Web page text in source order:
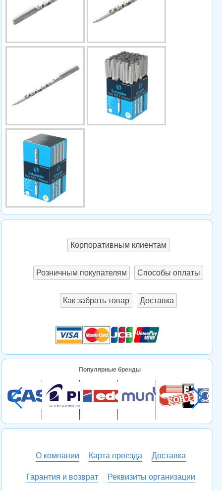
Корпоративным клиентам
Розничным покупателям Способы оплаты
Как забрать товар Доставка
Популярные бренды
О компании Карта проезда Доставка
Гарантия и возврат Реквизиты организации